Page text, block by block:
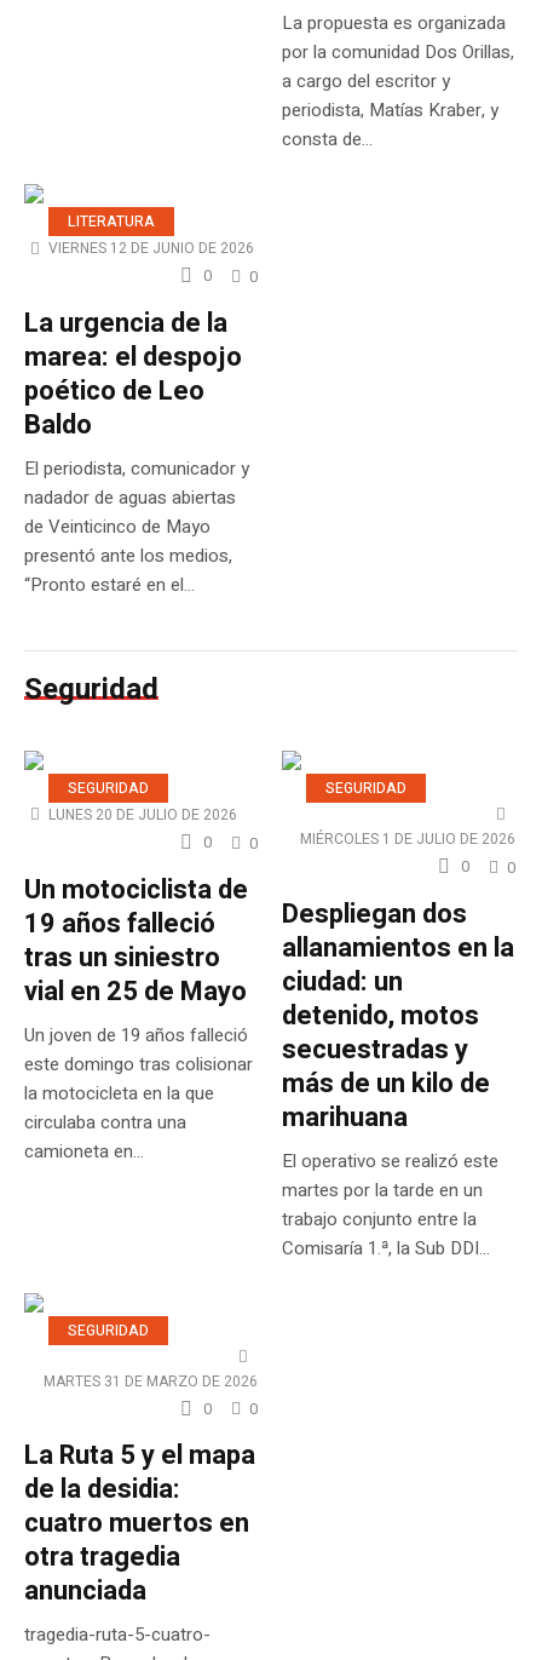
La propuesta es organizada
por la comunidad Dos Orillas,
a cargo del escritor y
periodista, Matías Kraber, y
consta de...
LITERATURA
VIERNES 12 DE JUNIO DE 2026
0 0
La urgencia de la
marea: el despojo
poético de Leo
Baldo
El periodista, comunicador y
nadador de aguas abiertas
de Veinticinco de Mayo
presentó ante los medios,
“Pronto estaré en el...
Seguridad
SEGURIDAD
LUNES 20 DE JULIO DE 2026
0 0
Un motociclista de
19 años falleció
tras un siniestro
vial en 25 de Mayo
Un joven de 19 años falleció
este domingo tras colisionar
la motocicleta en la que
circulaba contra una
camioneta en...
SEGURIDAD
MIÉRCOLES 1 DE JULIO DE 2026
0 0
Despliegan dos
allanamientos en la
ciudad: un
detenido, motos
secuestradas y
más de un kilo de
marihuana
El operativo se realizó este
martes por la tarde en un
trabajo conjunto entre la
Comisaría 1.ª, la Sub DDI...
SEGURIDAD
MARTES 31 DE MARZO DE 2026
0 0
La Ruta 5 y el mapa
de la desidia:
cuatro muertos en
otra tragedia
anunciada
tragedia-ruta-5-cuatro-